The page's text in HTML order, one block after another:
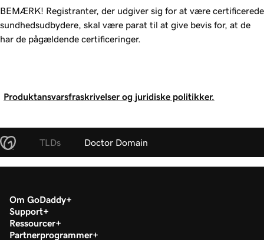
BEMÆRK! Registranter, der udgiver sig for at være certificerede
sundhedsudbydere, skal være parat til at give bevis for, at de
har de pågældende certificeringer.
Produktansvarsfraskrivelser og juridiske politikker.
TLDs Doctor Domain
Om GoDaddy
Support
Ressourcer
Partnerprogrammer